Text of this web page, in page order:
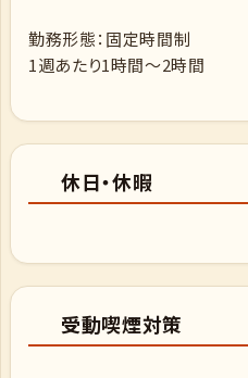
勤務形態：固定時間制
1週あたり1時間～2時間
休日・休暇
受動喫煙対策